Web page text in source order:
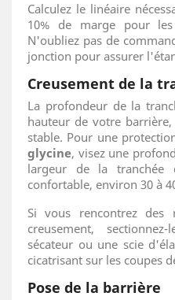
Calculez le linéaire
10% de marge pour
N'oubliez pas de
jonction pour assurer
Creusement de la
La profondeur de la
hauteur de votre
stable. Pour une
glycine, visez une
largeur de la tranchée
confortable, environ 30 à
Si vous rencontrez des
creusement,
sécateur ou une scie
cicatrisant sur les coupes
Pose de la barrière